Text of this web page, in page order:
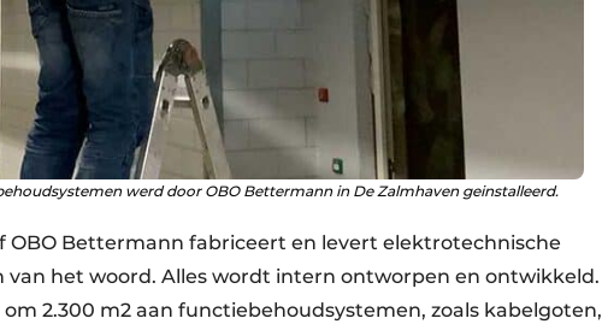
werd door OBO Bettermann in De Zalmhaven geinstalleerd.
OBO Bettermann fabriceert en levert elektrotechnische
van het woord. Alles wordt intern ontworpen en ontwikkeld.
2.300 m2 aan functiebehoudsystemen, zoals kabelgoten,